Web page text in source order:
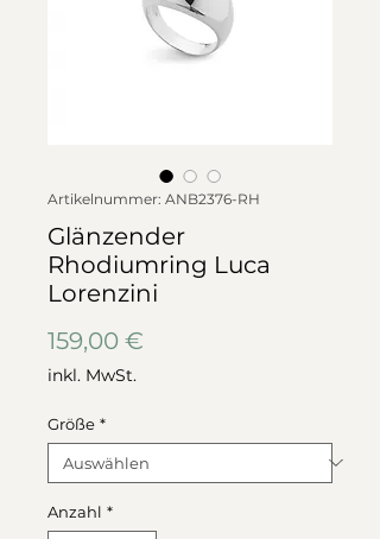
Artikelnummer: ANB2376-RH
Glänzender
Rhodiumring Luca
Lorenzini
159,00 €
inkl. MwSt.
Größe *
Anzahl *